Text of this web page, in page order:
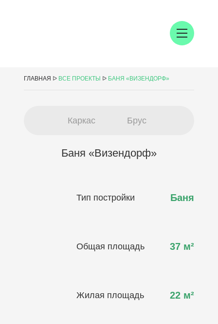
ГЛАВНАЯ ᐅ ВСЕ ПРОЕКТЫ ᐅ БАНЯ «ВИЗЕНДОРФ»
Каркас Брус
Баня «Визендорф»
Тип постройки Баня
Общая площадь 37 м²
Жилая площадь 22 м²